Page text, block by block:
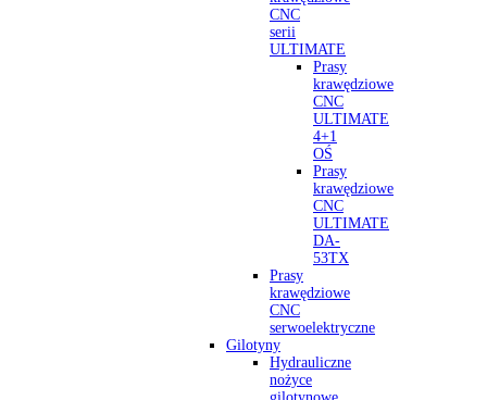
CNC
serii
ULTIMATE
Prasy
krawędziowe
CNC
ULTIMATE
4+1
OŚ
Prasy
krawędziowe
CNC
ULTIMATE
DA-
53TX
Prasy
krawędziowe
CNC
serwoelektryczne
Gilotyny
Hydrauliczne
nożyce